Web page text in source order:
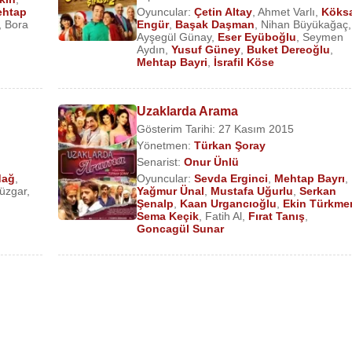
Bora
Oyuncular: Çetin Altay, Ahmet Varlı
Engür, Başak Daşman Nihan Büyükağaç,
Ayşegül Günay, Eser Eyüboğlu
Seymen
Aydın Yusuf Güney, Buket Dereoğlu
Mehtap Bayri
İsrafil Köse
,
Uzaklarda Arama
Gösterim Tarihi: 27 Kasım 2015
Yönetmen: Türkan Şoray
Senarist: Onur Ünlü
Oyuncular: Sevda Erginci Mehtap Bayrı
Yağmur Ünal
Mustafa Uğurlu Serkan
Şenalp
Kaan Urgancıoğlu Ekin
Sema Keçik, Fatih Al, Fırat Tanış,
Goncagül Sunar